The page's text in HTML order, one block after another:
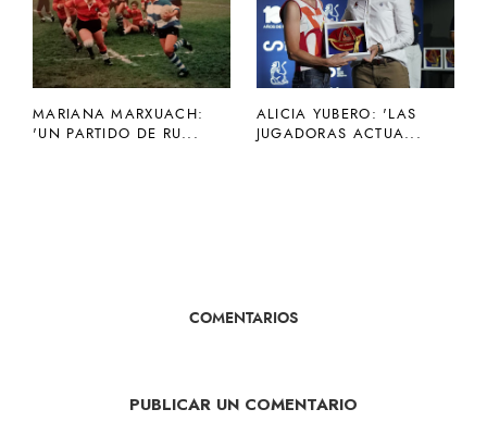
MARIANA MARXUACH:
'UN PARTIDO DE RU...
ALICIA YUBERO: 'LAS
JUGADORAS ACTUA...
COMENTARIOS
PUBLICAR UN COMENTARIO